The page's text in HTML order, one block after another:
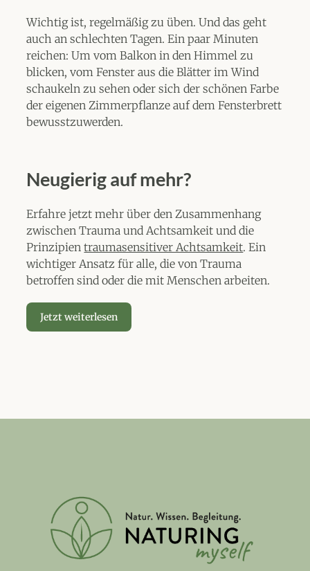
Wichtig ist, regelmäßig zu üben. Und das geht
auch an schlechten Tagen. Ein paar Minuten
reichen: Um vom Balkon in den Himmel zu
blicken, vom Fenster aus die Blätter im Wind
schaukeln zu sehen oder sich der schönen Farbe
der eigenen Zimmerpflanze auf dem Fensterbrett
bewusstzuwerden.
Neugierig auf mehr?
Erfahre jetzt mehr über den Zusammenhang
zwischen Trauma und Achtsamkeit und die
Prinzipientraumasensitiver Achtsamkeit. Ein
wichtiger Ansatz für alle, die von Trauma
betroffen sind oder die mit Menschen arbeiten.
Jetzt weiterlesen